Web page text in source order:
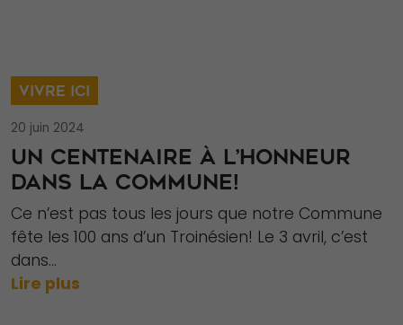
VIVRE ICI
20 juin 2024
UN CENTENAIRE À L’HONNEUR
DANS LA COMMUNE!
Ce n’est pas tous les jours que notre Commune
fête les 100 ans d’un Troinésien! Le 3 avril, c’est
dans...
Lire plus